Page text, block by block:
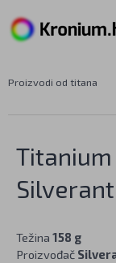
Proizvodi od titana
Silverant
Težina 158 g
Proizvođač